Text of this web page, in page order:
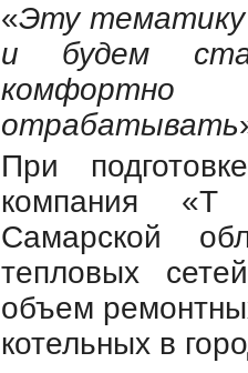
«Эту тематику
и будем
отрабатывать
При
компания
Самарской
тепловых
объем
котельных в